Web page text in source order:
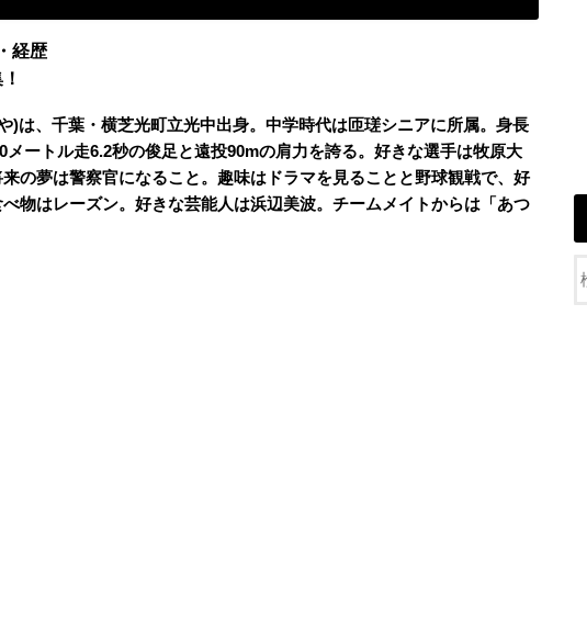
経歴
)は、千葉・横芝光町立光中出身。中学時代は匝瑳シニアに所属。身長
ートル走6.2秒の俊足と遠投90mの肩力を誇る。好きな選手は牧原大
の夢は警察官になること。趣味はドラマを見ることと野球観戦で、好
物はレーズン。好きな芸能人は浜辺美波。チームメイトからは「あつ